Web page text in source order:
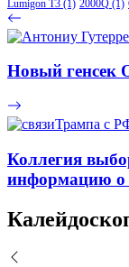
Lumigon T3 (1) 2000Q (1)
Новый генсек
Коллегия
информацию о